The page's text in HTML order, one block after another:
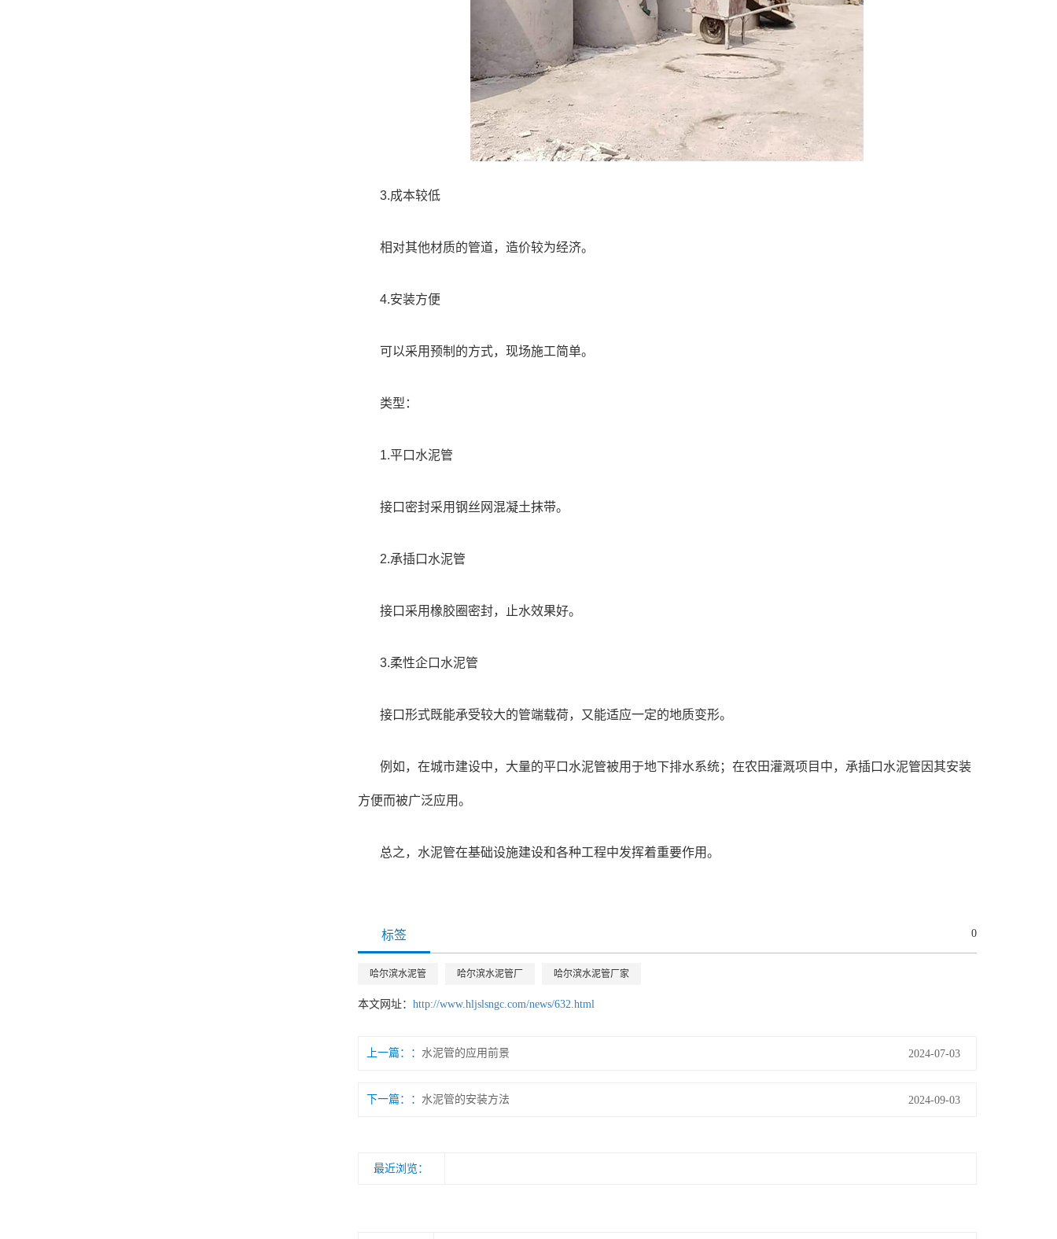
3.成本较低
相对其他材质的管道，造价较为经济。
4.安装方便
可以采用预制的方式，现场施工简单。
类型：
1.平口水泥管
接口密封采用钢丝网混凝土抹带。
2.承插口水泥管
接口采用橡胶圈密封，止水效果好。
3.柔性企口水泥管
接口形式既能承受较大的管端载荷，又能适应一定的地质变形。
例如，在城市建设中，大量的平口水泥管被用于地下排水系统；在农田灌溉项目中，承插口水泥管因其安装
方便而被广泛应用。
总之，水泥管在基础设施建设和各种工程中发挥着重要作用。
标签 0
哈尔滨水泥管 哈尔滨水泥管厂 哈尔滨水泥管厂家
本文网址： http://www.hljslsngc.com/news/632.html
上一篇： 水泥管的应用前景 2024-07-03
下一篇： 水泥管的安装方法 2024-09-03
最近浏览：